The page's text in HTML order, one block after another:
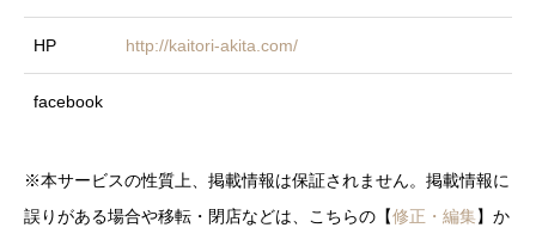
HP http://kaitori-akita.com/
facebook
※本サービスの性質上、掲載情報は保証されません。掲載情報に
誤りがある場合や移転・閉店などは、こちらの【修正・編集】か